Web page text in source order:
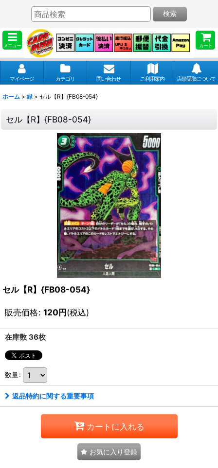
メニュー カート
検索
マイページ カテゴリ 問い合わせ ご利用案内 店頭受取について
ホーム > 緑 > セル【R】{FB08-054}
セル【R】{FB08-054}
セル【R】{FB08-054}
販売価格: 120円(税込)
在庫数 36枚
数量:
返品特約に関する重要事項
カートに入れる
お気に入り登録